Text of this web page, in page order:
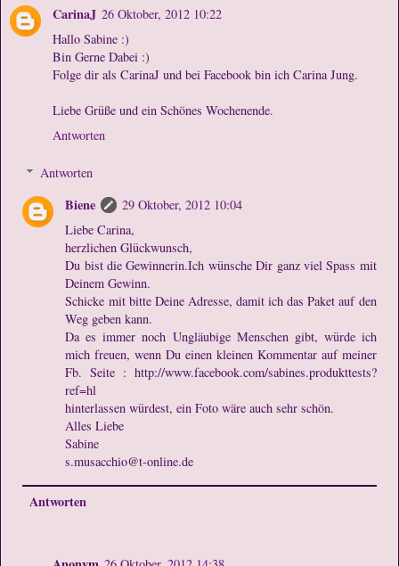
CarinaJ 26 Oktober, 2012 10:22
Hallo Sabine :)
Bin Gerne Dabei :)
Folge dir als CarinaJ und bei Facebook bin ich Carina Jung.
Liebe Grüße und ein Schönes Wochenende.
Antworten
Antworten
Biene
29 Oktober, 2012 10:04
Liebe Carina,
herzlichen Glückwunsch,
Du bist die Gewinnerin.Ich wünsche Dir ganz viel Spass mit
Deinem Gewinn.
Schicke mit bitte Deine Adresse, damit ich das Paket auf den
Weg geben kann.
Da es immer noch Ungläubige Menschen gibt, würde ich
mich freuen, wenn Du einen kleinen Kommentar auf meiner
Fb. Seite : http://www.facebook.com/sabines.produkttests?
ref=hl
hinterlassen würdest, ein Foto wäre auch sehr schön.
Alles Liebe
Sabine
s.musacchio@t-online.de
Antworten